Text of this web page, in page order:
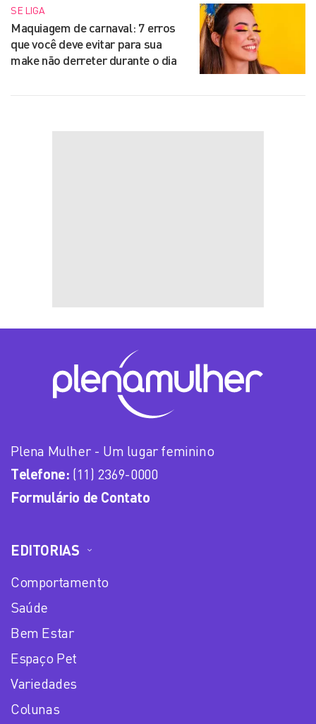
SE LIGA
Maquiagem de carnaval: 7 erros
que você deve evitar para sua
make não derreter durante o dia
Plena Mulher - Um lugar feminino
Telefone: (11) 2369-0000
Formulário de Contato
EDITORIAS
Comportamento
Saúde
Bem Estar
Espaço Pet
Variedades
Colunas